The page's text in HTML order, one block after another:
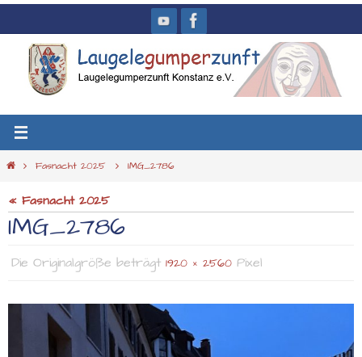
Inhalt
springen
StartFasnacht 2025 IMG_2786
« Fasnacht 2025
IMG_2786
Die Originalgröße beträgt 1920 × 2560 Pixel